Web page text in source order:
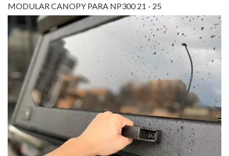
MODULAR CANOPY PARA NP300 21 - 25